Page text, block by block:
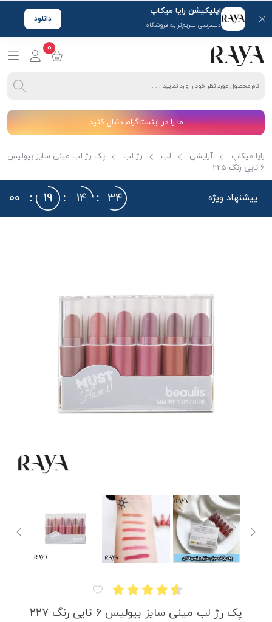
اپلیکیشن رایا میکاپ
دسترسی سریع‌تر به فروشگاه
دانلود
0
ما را در اینستاگرام دنبال کنید
رایا میکاپ آرایشی لب رژ لب
پک رژ لب مینی سایز بیولیس
6 تایی رنگ 225
پیشنهاد ویژه 00 : 19 : 14 : 34
پک رژ لب مینی سایز بیولیس 6 تایی رنگ 227